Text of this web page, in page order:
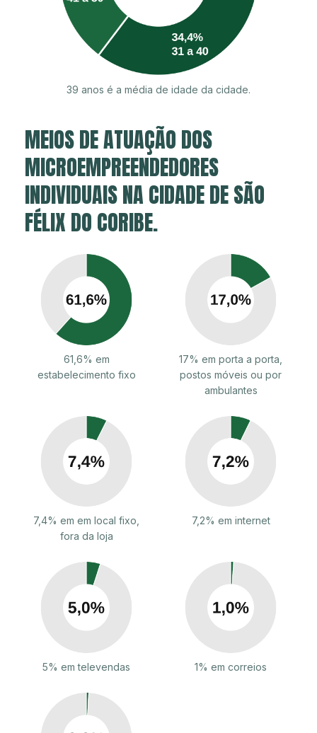
39 anos é a média de idade da cidade.
MEIOS DE ATUAÇÃO DOS
MICROEMPREENDEDORES
INDIVIDUAIS NA CIDADE DE SÃO
FÉLIX DO CORIBE.
61,6% em
estabelecimento fixo
17% em porta a porta,
postos móveis ou por
ambulantes
7,4% em em local fixo,
fora da loja
7,2% em internet
5% em televendas 1% em correios